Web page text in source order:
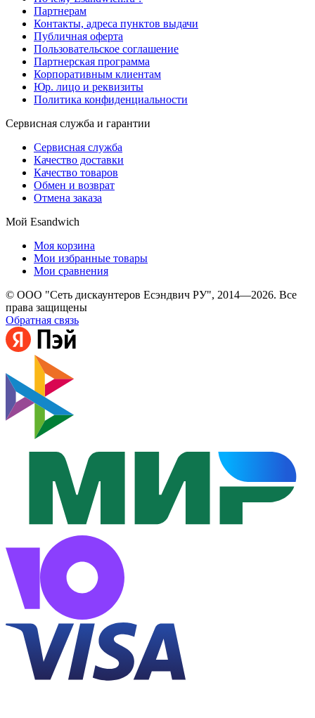
Партнерам
Контакты, адреса пунктов выдачи
Публичная оферта
Пользовательское соглашение
Партнерская программа
Корпоративным клиентам
Юр. лицо и реквизиты
Политика конфиденциальности
Сервисная служба и гарантии
Сервисная служба
Качество доставки
Качество товаров
Обмен и возврат
Отмена заказа
Мой Esandwich
Моя корзина
Мои избранные товары
Мои сравнения
© ООО "Сеть дискаунтеров Есэндвич РУ", 2014—2026. Все
права защищены
Обратная связь